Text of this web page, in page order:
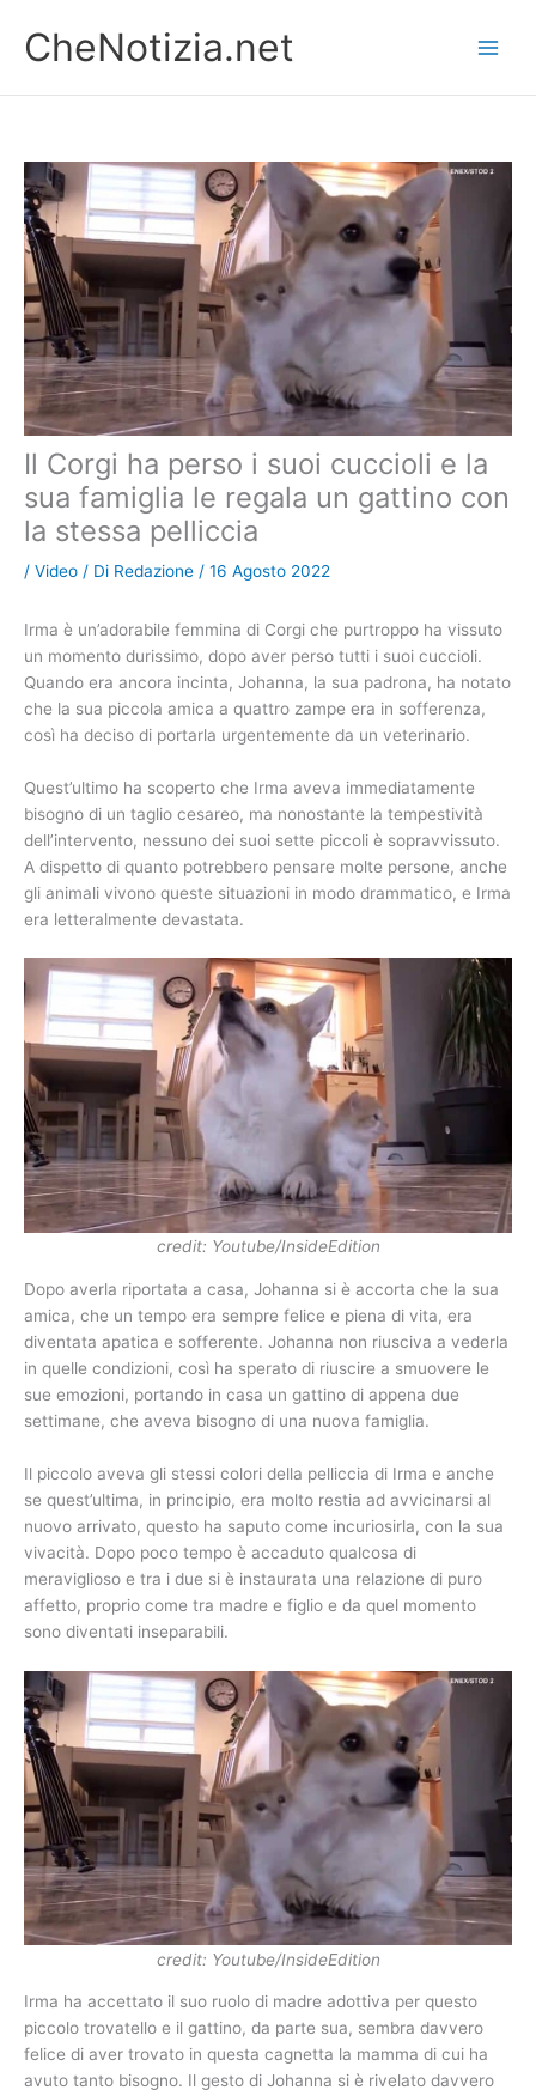
contenuto
CheNotizia.net
Il Corgi ha perso i suoi cuccioli e la
sua famiglia le regala un gattino con
la stessa pelliccia
/ Video / Di Redazione / 16 Agosto 2022
Irma è un’adorabile femmina di Corgi che purtroppo ha vissuto
un momento durissimo, dopo aver perso tutti i suoi cuccioli.
Quando era ancora incinta, Johanna, la sua padrona, ha notato
che la sua piccola amica a quattro zampe era in sofferenza,
così ha deciso di portarla urgentemente da un veterinario.
Quest’ultimo ha scoperto che Irma aveva immediatamente
bisogno di un taglio cesareo, ma nonostante la tempestività
dell’intervento, nessuno dei suoi sette piccoli è sopravvissuto.
A dispetto di quanto potrebbero pensare molte persone, anche
gli animali vivono queste situazioni in modo drammatico, e Irma
era letteralmente devastata.
credit: Youtube/InsideEdition
Dopo averla riportata a casa, Johanna si è accorta che la sua
amica, che un tempo era sempre felice e piena di vita, era
diventata apatica e sofferente. Johanna non riusciva a vederla
in quelle condizioni, così ha sperato di riuscire a smuovere le
sue emozioni, portando in casa un gattino di appena due
settimane, che aveva bisogno di una nuova famiglia.
Il piccolo aveva gli stessi colori della pelliccia di Irma e anche
se quest’ultima, in principio, era molto restia ad avvicinarsi al
nuovo arrivato, questo ha saputo come incuriosirla, con la sua
vivacità. Dopo poco tempo è accaduto qualcosa di
meraviglioso e tra i due si è instaurata una relazione di puro
affetto, proprio come tra madre e figlio e da quel momento
sono diventati inseparabili.
credit: Youtube/InsideEdition
Irma ha accettato il suo ruolo di madre adottiva per questo
piccolo trovatello e il gattino, da parte sua, sembra davvero
felice di aver trovato in questa cagnetta la mamma di cui ha
avuto tanto bisogno. Il gesto di Johanna si è rivelato davvero